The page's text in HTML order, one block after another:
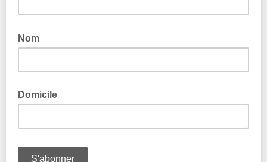
Nom
Domicile